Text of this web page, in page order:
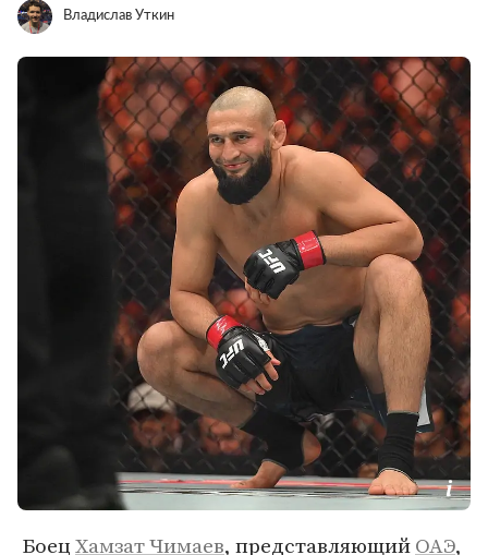
Владислав Уткин
БоецХамзат Чимаев, представляющийОАЭ,